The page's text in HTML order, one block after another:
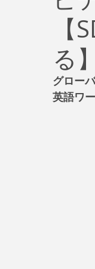
テクノ
英語で学ぶ大人の
る
グロー
英語ワ